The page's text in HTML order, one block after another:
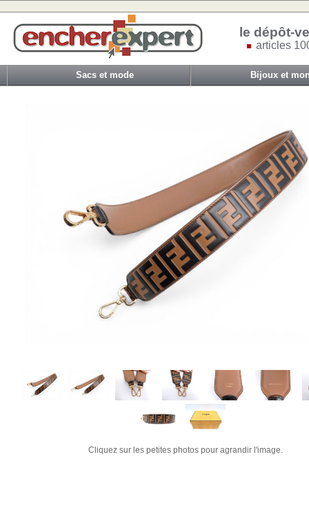
le dépôt-
articles
Sacs et mode Bijoux et
Cliquez sur les petites photos pour agrandir l'image.